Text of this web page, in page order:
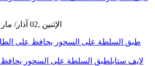
GMT 19:49 2026 الإثنين ,02 آذار/ مارس
طبق السلطة على السحور يحافظ على